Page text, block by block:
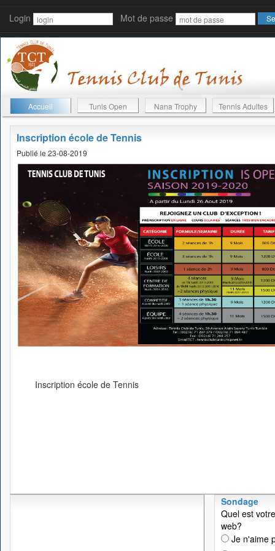
Login Mot de passe
Accueil Tunis Open Nana Trophy Tennis Adultes
Inscription école de Tennis
Publié le 23-08-2019
Inscription école de Tennis
Sondage
Quel est
web?
Je n'aime